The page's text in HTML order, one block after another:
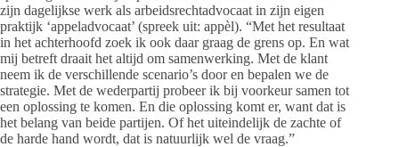
zijn dagelijkse werk als arbeidsrechtadvocaat in zijn eigen
praktijk ‘appeladvocaat’ (spreek uit: appèl). “Met het resultaat
in het achterhoofd zoek ik ook daar graag de grens op. En wat
mij betreft draait het altijd om samenwerking. Met de klant
neem ik de verschillende scenario’s door en bepalen we de
strategie. Met de wederpartij probeer ik bij voorkeur samen tot
een oplossing te komen. En die oplossing komt er, want dat is
het belang van beide partijen. Of het uiteindelijk de zachte of
de harde hand wordt, dat is natuurlijk wel de vraag.”